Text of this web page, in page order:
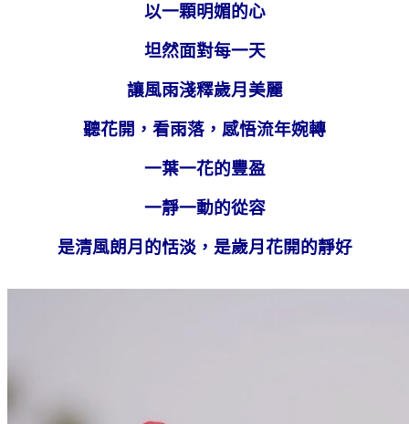
以一顆明媚的心
坦然面對每一天
讓風雨淺釋歲月美麗
聽花開，看雨落，感悟流年婉轉
一葉一花的豐盈
一靜一動的從容
是清風朗月的恬淡，是歲月花開的靜好